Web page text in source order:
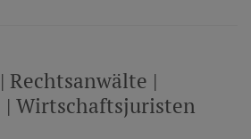
Rechtsanwälte |
Wirtschaftsjuristen